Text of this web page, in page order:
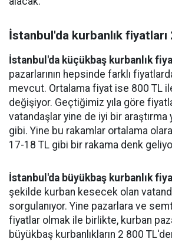
İstanbul'da kurbanlık fiyatları
İstanbul'da küçükbaş kurbanlık
pazarlarının hepsinde farklı
mevcut. Ortalama fiyat ise 800 TL
değişiyor. Geçtiğimiz yıla göre
vatandaşlar yine de iyi bir
gibi. Yine bu rakamlar ortalama
17-18 TL gibi bir rakama denk
İstanbul'da büyükbaş kurbanlık
şekilde kurban kesecek olan
sorgulanıyor. Yine pazarlara ve
fiyatlar olmak ile birlikte, kurban
büyükbaş kurbanlıkların 2 800